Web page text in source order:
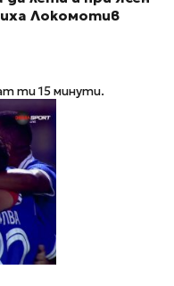
Локомотив
ти 15 минути.